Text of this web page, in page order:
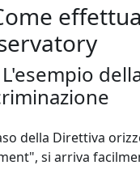
L'esempio
della Direttiva
si arriva